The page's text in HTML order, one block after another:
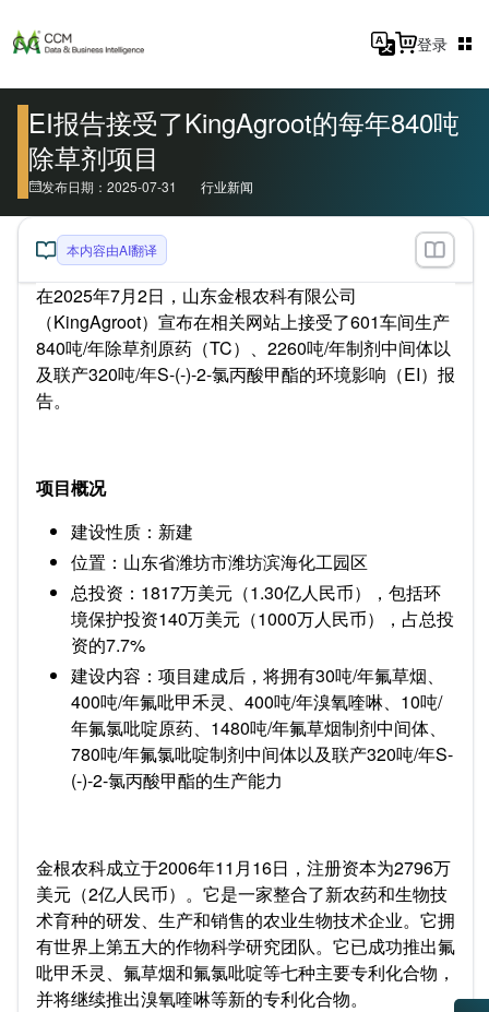
登录
EI报告接受了KingAgroot的每年840吨
除草剂项目
发布日期：2025-07-31 行业新闻
本内容由AI翻译
在2025年7月2日，山东金根农科有限公司
（KingAgroot）宣布在相关网站上接受了601车间生产
840吨/年除草剂原药（TC）、2260吨/年制剂中间体以
及联产320吨/年S-(-)-2-氯丙酸甲酯的环境影响（EI）报
告。
项目概况
建设性质：新建
位置：山东省潍坊市潍坊滨海化工园区
总投资：1817万美元（1.30亿人民币），包括环
境保护投资140万美元（1000万人民币），占总投
资的7.7%
建设内容：项目建成后，将拥有30吨/年氟草烟、
400吨/年氟吡甲禾灵、400吨/年溴氧喹啉、10吨/
年氟氯吡啶原药、1480吨/年氟草烟制剂中间体、
780吨/年氟氯吡啶制剂中间体以及联产320吨/年S-
(-)-2-氯丙酸甲酯的生产能力
金根农科成立于2006年11月16日，注册资本为2796万
美元（2亿人民币）。它是一家整合了新农药和生物技
术育种的研发、生产和销售的农业生物技术企业。它拥
有世界上第五大的作物科学研究团队。它已成功推出氟
吡甲禾灵、氟草烟和氟氯吡啶等七种主要专利化合物，
并将继续推出溴氧喹啉等新的专利化合物。